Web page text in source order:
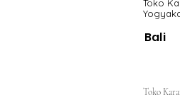
Toko
Bali
Toko